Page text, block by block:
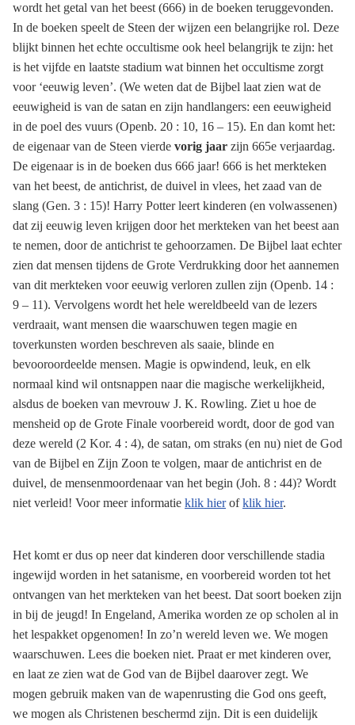
wordt het getal van het beest (666) in de boeken teruggevonden.
In de boeken speelt de Steen der wijzen een belangrijke rol. Deze
blijkt binnen het echte occultisme ook heel belangrijk te zijn: het
is het vijfde en laatste stadium wat binnen het occultisme zorgt
voor ‘eeuwig leven’. (We weten dat de Bijbel laat zien wat de
eeuwigheid is van de satan en zijn handlangers: een eeuwigheid
in de poel des vuurs (Openb. 20 : 10, 16 – 15). En dan komt het:
de eigenaar van de Steen vierde vorig jaar zijn 665e verjaardag.
De eigenaar is in de boeken dus 666 jaar! 666 is het merkteken
van het beest, de antichrist, de duivel in vlees, het zaad van de
slang (Gen. 3 : 15)! Harry Potter leert kinderen (en volwassenen)
dat zij eeuwig leven krijgen door het merkteken van het beest aan
te nemen, door de antichrist te gehoorzamen. De Bijbel laat echter
zien dat mensen tijdens de Grote Verdrukking door het aannemen
van dit merkteken voor eeuwig verloren zullen zijn (Openb. 14 :
9 – 11). Vervolgens wordt het hele wereldbeeld van de lezers
verdraait, want mensen die waarschuwen tegen magie en
toverkunsten worden beschreven als saaie, blinde en
bevooroordeelde mensen. Magie is opwindend, leuk, en elk
normaal kind wil ontsnappen naar die magische werkelijkheid,
alsdus de boeken van mevrouw J. K. Rowling. Ziet u hoe de
mensheid op de Grote Finale voorbereid wordt, door de god van
deze wereld (2 Kor. 4 : 4), de satan, om straks (en nu) niet de God
van de Bijbel en Zijn Zoon te volgen, maar de antichrist en de
duivel, de mensenmoordenaar van het begin (Joh. 8 : 44)? Wordt
niet verleid! Voor meer informatie klik hierofklik hier.
Het komt er dus op neer dat kinderen door verschillende stadia
ingewijd worden in het satanisme, en voorbereid worden tot het
ontvangen van het merkteken van het beest. Dat soort boeken zijn
in bij de jeugd! In Engeland, Amerika worden ze op scholen al in
het lespakket opgenomen! In zo’n wereld leven we. We mogen
waarschuwen. Lees die boeken niet. Praat er met kinderen over,
en laat ze zien wat de God van de Bijbel daarover zegt. We
mogen gebruik maken van de wapenrusting die God ons geeft,
we mogen als Christenen beschermd zijn. Dit is een duidelijk